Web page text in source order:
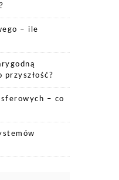
– ile
przyszłość?
– co